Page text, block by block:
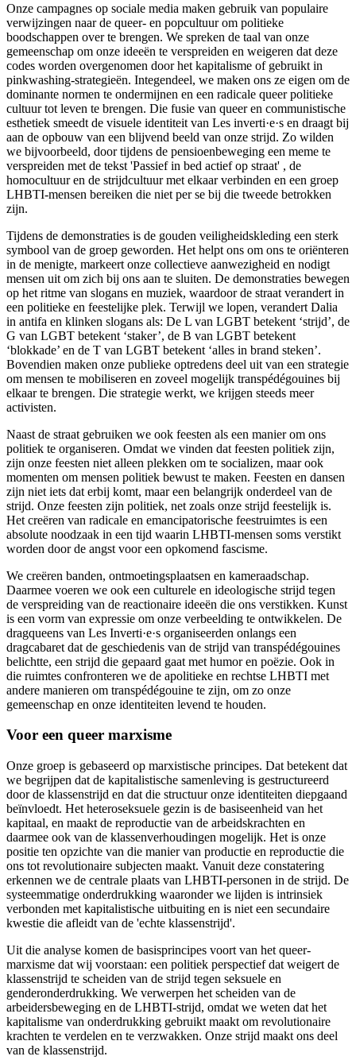
Onze campagnes op sociale media maken gebruik van populaire
verwijzingen naar de queer- en popcultuur om politieke
boodschappen over te brengen. We spreken de taal van onze
gemeenschap om onze ideeën te verspreiden en weigeren dat deze
codes worden overgenomen door het kapitalisme of gebruikt in
pinkwashing-strategieën. Integendeel, we maken ons ze eigen om de
dominante normen te ondermijnen en een radicale queer politieke
cultuur tot leven te brengen. Die fusie van queer en communistische
esthetiek smeedt de visuele identiteit van Les inverti·e·s en draagt bij
aan de opbouw van een blijvend beeld van onze strijd. Zo wilden
we bijvoorbeeld, door tijdens de pensioenbeweging een meme te
verspreiden met de tekst 'Passief in bed actief op straat' , de
homocultuur en de strijdcultuur met elkaar verbinden en een groep
LHBTI-mensen bereiken die niet per se bij die tweede betrokken
zijn.
Tijdens de demonstraties is de gouden veiligheidskleding een sterk
symbool van de groep geworden. Het helpt ons om ons te oriënteren
in de menigte, markeert onze collectieve aanwezigheid en nodigt
mensen uit om zich bij ons aan te sluiten. De demonstraties bewegen
op het ritme van slogans en muziek, waardoor de straat verandert in
een politieke en feestelijke plek. Terwijl we lopen, verandert Dalia
in antifa en klinken slogans als: De L van LGBT betekent ‘strijd’, de
G van LGBT betekent ‘staker’, de B van LGBT betekent
‘blokkade’ en de T van LGBT betekent ‘alles in brand steken’.
Bovendien maken onze publieke optredens deel uit van een strategie
om mensen te mobiliseren en zoveel mogelijk transpédégouines bij
elkaar te brengen. Die strategie werkt, we krijgen steeds meer
activisten.
Naast de straat gebruiken we ook feesten als een manier om ons
politiek te organiseren. Omdat we vinden dat feesten politiek zijn,
zijn onze feesten niet alleen plekken om te socializen, maar ook
momenten om mensen politiek bewust te maken. Feesten en dansen
zijn niet iets dat erbij komt, maar een belangrijk onderdeel van de
strijd. Onze feesten zijn politiek, net zoals onze strijd feestelijk is.
Het creëren van radicale en emancipatorische feestruimtes is een
absolute noodzaak in een tijd waarin LHBTI-mensen soms verstikt
worden door de angst voor een opkomend fascisme.
We creëren banden, ontmoetingsplaatsen en kameraadschap.
Daarmee voeren we ook een culturele en ideologische strijd tegen
de verspreiding van de reactionaire ideeën die ons verstikken. Kunst
is een vorm van expressie om onze verbeelding te ontwikkelen. De
dragqueens van Les Inverti·e·s organiseerden onlangs een
dragcabaret dat de geschiedenis van de strijd van transpédégouines
belichtte, een strijd die gepaard gaat met humor en poëzie. Ook in
die ruimtes confronteren we de apolitieke en rechtse LHBTI met
andere manieren om transpédégouine te zijn, om zo onze
gemeenschap en onze identiteiten levend te houden.
Voor een queer marxisme
Onze groep is gebaseerd op marxistische principes. Dat betekent dat
we begrijpen dat de kapitalistische samenleving is gestructureerd
door de klassenstrijd en dat die structuur onze identiteiten diepgaand
beïnvloedt. Het heteroseksuele gezin is de basiseenheid van het
kapitaal, en maakt de reproductie van de arbeidskrachten en
daarmee ook van de klassenverhoudingen mogelijk. Het is onze
positie ten opzichte van die manier van productie en reproductie die
ons tot revolutionaire subjecten maakt. Vanuit deze constatering
erkennen we de centrale plaats van LHBTI-personen in de strijd. De
systeemmatige onderdrukking waaronder we lijden is intrinsiek
verbonden met kapitalistische uitbuiting en is niet een secundaire
kwestie die afleidt van de 'echte klassenstrijd'.
Uit die analyse komen de basisprincipes voort van het queer-
marxisme dat wij voorstaan: een politiek perspectief dat weigert de
klassenstrijd te scheiden van de strijd tegen seksuele en
genderonderdrukking. We verwerpen het scheiden van de
arbeidersbeweging en de LHBTI-strijd, omdat we weten dat het
kapitalisme van onderdrukking gebruikt maakt om revolutionaire
krachten te verdelen en te verzwakken. Onze strijd maakt ons deel
van de klassenstrijd.